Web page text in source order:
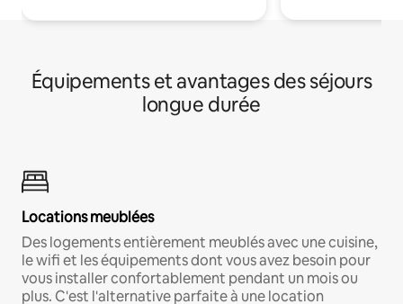
Équipements et avantages des séjours
longue durée
Locations meublées
Des logements entièrement meublés avec une cuisine,
le wifi et les équipements dont vous avez besoin pour
vous installer confortablement pendant un mois ou
plus. C'est l'alternative parfaite à une location